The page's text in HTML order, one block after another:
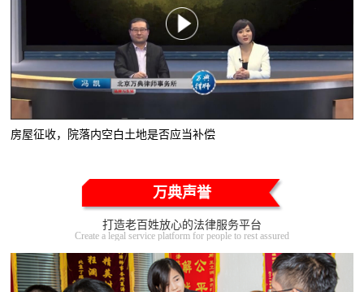
房屋征收，院落内空白土地是否应当补偿
万典声誉
打造老百姓放心的法律服务平台
Create a legal service platform for people to rest assured